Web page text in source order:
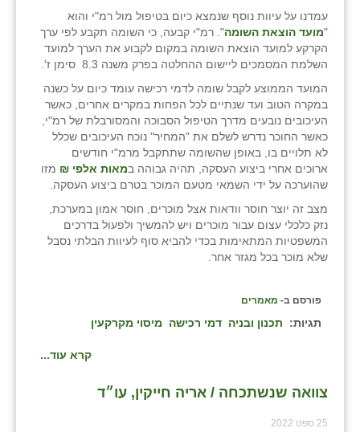
עמדנו על עיוות נוסף שנמצא כיום בטיפול מול רמ"י והוא
"מועד הוצאת השומה". רמ"י קבעה, כי השומה תקבע לפי ערך
הקרקע למועד הוצאת השומה במקום לקבוע את הערך למועד
השלמת המסמכים ליישום ההחלטה בפרק משנה 8.3 סימן ז'.
המועד הממוצע לקבל שומה לדמי רכישה עומד כיום על כשנה
במקרה הטוב ועד שנתיים לכל הפחות במקרים אחרים, כאשר
העיכובים נובעים מדרך הטיפול הסבוכה והמסורבלת של רמ"י,
כאשר החוכר נדרש לשלם את "המחיר" נוכח העיכובים שכלל
לא תלויים בו, באופן שהשומה שתתקבל מרמ"י חודשים
ארוכים אחרי ביצוע העסקה, תהיה גבוהה במאות אלפי ₪ מזו
שהוערכה על ידי השמאי מטעם המוכר בטרם ביצוע העסקה.
מצב זה יוצר חוסר וודאות אצל מוכרים, חוסר אמון במערכת,
נזק כלכלי עצום עבור מוכרים ויש להמשיך ולפעול בדרכים
המשפטיות המתאימות בכדי להביא סוף לעיוות הבלתי נסבל
שלא מוכר בכל מגזר אחר.
פורסם ב- מאמרים
תגיות: תכנון ובניה דמי רכישה מיסוי מקרקעין
קרא עוד...
צוואה שנשתכחה / אריה חייקין, עו״ד
25 ספט 2022